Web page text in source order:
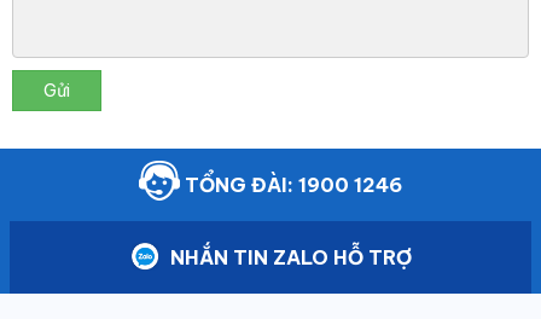
Gửi
TỔNG ĐÀI: 1900 1246
NHẮN TIN ZALO HỖ TRỢ